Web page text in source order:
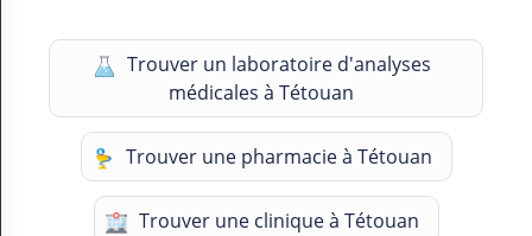
Trouver un laboratoire d'analyses
médicales à Tétouan
Trouver une pharmacie à Tétouan
Trouver une clinique à Tétouan